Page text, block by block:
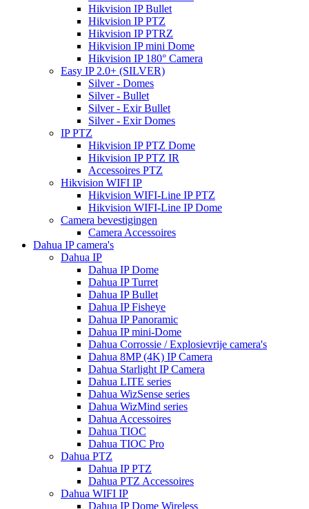
Hikvision IP Bullet
Hikvision IP PTZ
Hikvision IP PTRZ
Hikvision IP mini Dome
Hikvision IP 180° Camera
Easy IP 2.0+ (SILVER)
Silver - Domes
Silver - Bullet
Silver - Exir Bullet
Silver - Exir Domes
IP PTZ
Hikvision IP PTZ Dome
Hikvision IP PTZ IR
Accessoires PTZ
Hikvision WIFI IP
Hikvision WIFI-Line IP PTZ
Hikvision WIFI-Line IP Dome
Camera bevestigingen
Camera Accessoires
Dahua IP camera's
Dahua IP
Dahua IP Dome
Dahua IP Turret
Dahua IP Bullet
Dahua IP Fisheye
Dahua IP Panoramic
Dahua IP mini-Dome
Dahua Corrossie / Explosievrije camera's
Dahua 8MP (4K) IP Camera
Dahua Starlight IP Camera
Dahua LITE series
Dahua WizSense series
Dahua WizMind series
Dahua Accessoires
Dahua TIOC
Dahua TIOC Pro
Dahua PTZ
Dahua IP PTZ
Dahua PTZ Accessoires
Dahua WIFI IP
Dahua IP Dome Wireless